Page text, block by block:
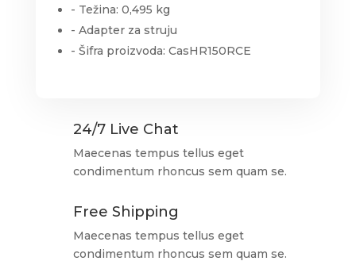
- Težina: 0,495 kg
- Adapter za struju
- Šifra proizvoda: CasHR150RCE
24/7 Live Chat
Maecenas tempus tellus eget
condimentum rhoncus sem quam se.
Free Shipping
Maecenas tempus tellus eget
condimentum rhoncus sem quam se.